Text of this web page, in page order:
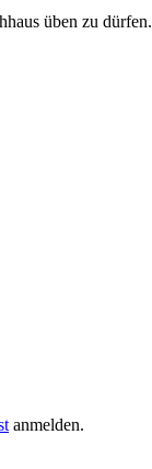
üben zu dürfen.
anmelden.